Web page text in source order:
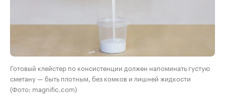
Готовый клейстер по консистенции должен напоминать густую
сметану — быть плотным, без комков и лишней жидкости
(Фото: magnific.com)